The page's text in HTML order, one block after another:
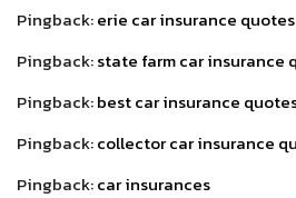
Pingback:erie car insurance quotes
Pingback:state farm car insurance
Pingback:best car insurance
Pingback:collector car insurance
Pingback:car insurances